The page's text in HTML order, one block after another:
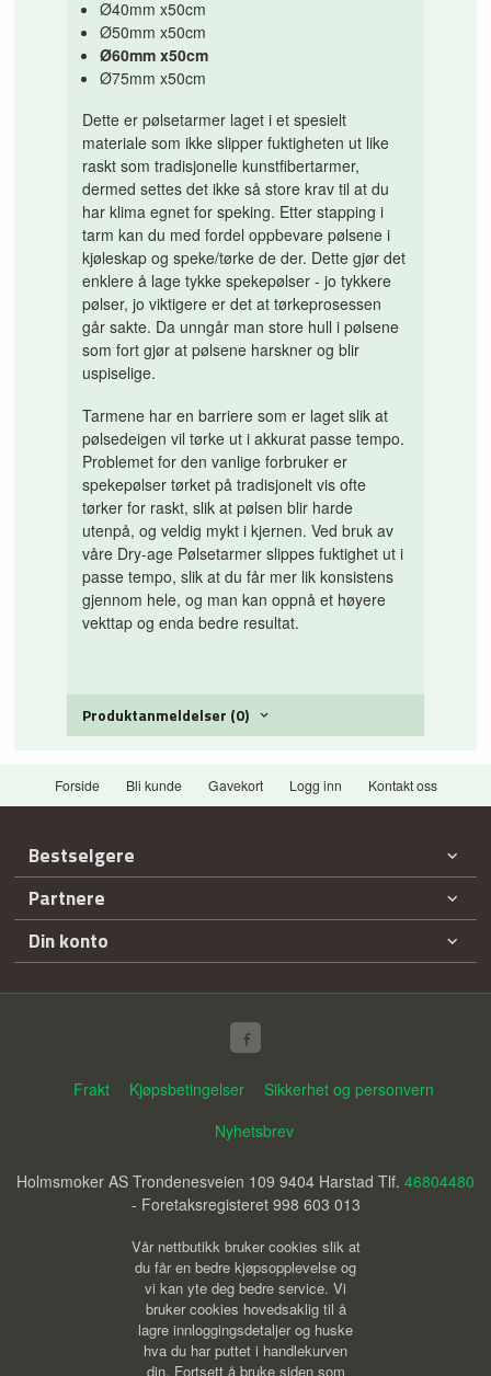
Ø40mm x50cm
Ø50mm x50cm
Ø60mm x50cm
Ø75mm x50cm
Dette er pølsetarmer laget i et spesielt
materiale som ikke slipper fuktigheten ut like
raskt som tradisjonelle kunstfibertarmer,
dermed settes det ikke så store krav til at du
har klima egnet for speking. Etter stapping i
tarm kan du med fordel oppbevare pølsene i
kjøleskap og speke/tørke de der. Dette gjør det
enklere å lage tykke spekepølser - jo tykkere
pølser, jo viktigere er det at tørkeprosessen
går sakte. Da unngår man store hull i pølsene
som fort gjør at pølsene harskner og blir
uspiselige.
Tarmene har en barriere som er laget slik at
pølsedeigen vil tørke ut i akkurat passe tempo.
Problemet for den vanlige forbruker er
spekepølser tørket på tradisjonelt vis ofte
tørker for raskt, slik at pølsen blir harde
utenpå, og veldig mykt i kjernen. Ved bruk av
våre Dry-age Pølsetarmer slippes fuktighet ut i
passe tempo, slik at du får mer lik konsistens
gjennom hele, og man kan oppnå et høyere
vekttap og enda bedre resultat.
Produktanmeldelser (0)
Forside Bli kunde Gavekort Logg inn Kontakt oss
Bestselgere
Partnere
Din konto
Frakt Kjøpsbetingelser
Sikkerhet og personvern
Nyhetsbrev
Holmsmoker AS Trondenesveien 109 9404 Harstad Tlf. 46804480
- Foretaksregisteret 998 603 013
Vår nettbutikk bruker cookies slik at
du får en bedre kjøpsopplevelse og
vi kan yte deg bedre service. Vi
bruker cookies hovedsaklig til å
lagre innloggingsdetaljer og huske
hva du har puttet i handlekurven
din. Fortsett å bruke siden som